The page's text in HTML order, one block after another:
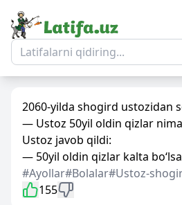
2060-yilda shogird ustozidan
— Ustoz 50yil oldin qizlar
Ustoz javob qildi:
— 50yil oldin qizlar kalta
#Ayollar#Bolalar#Ustoz-
155